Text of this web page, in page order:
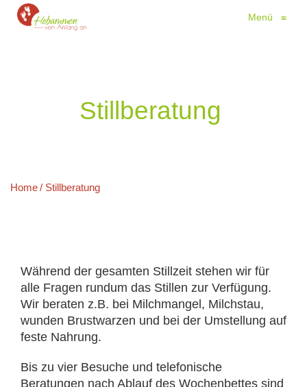
Menü ≡
Stillberatung
Home Stillberatung
Während der gesamten Stillzeit stehen wir für
alle Fragen rundum das Stillen zur Verfügung.
Wir beraten z.B. bei Milchmangel, Milchstau,
wunden Brustwarzen und bei der Umstellung auf
feste Nahrung.
Bis zu vier Besuche und telefonische
Beratungen nach Ablauf des Wochenbettes sind